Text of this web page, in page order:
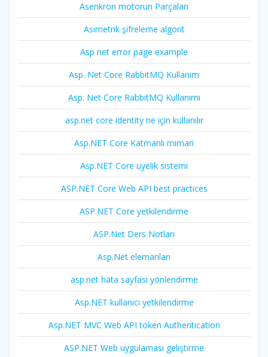
Asenkron motorun Parçaları
Asimetrik şifreleme algorit
Asp net error page example
Asp. Net Core RabbitMQ Kullanım
Asp. Net Core RabbitMQ Kullanımı
asp.net core identity ne için kullanılır
Asp.NET Core Katmanlı mimari
Asp.NET Core üyelik sistemi
ASP.NET Core Web API best practices
ASP.NET Core yetkilendirme
ASP.Net Ders Notları
Asp.Net elemanları
asp.net hata sayfası yönlendirme
Asp.NET kullanıcı yetkilendirme
Asp.NET MVC Web API token Authentication
ASP.NET Web uygulaması geliştirme